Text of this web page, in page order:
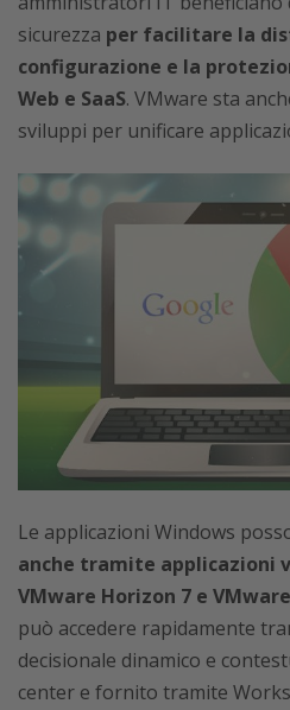
sicurezza per facilitare la
configurazione e la
Web e SaaS. VMware sta
sviluppi per unificare
Le applicazioni Windows
anche tramite applicazioni
VMware Horizon 7 e
può accedere rapidamente
decisionale dinamico e
center e fornito tramite